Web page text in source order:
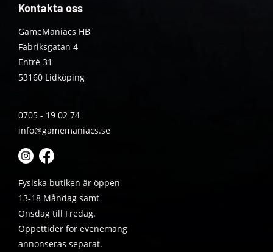
Kontakta oss
GameManiacs HB
Fabriksgatan 4
Entré 31
53160 Lidköping
0705 - 19 02 74
info@gamemaniacs.se
Fysiska butiken är öppen
13-18 Måndag samt
Onsdag till Fredag.
Öppettider för evenemang
annonseras separat.